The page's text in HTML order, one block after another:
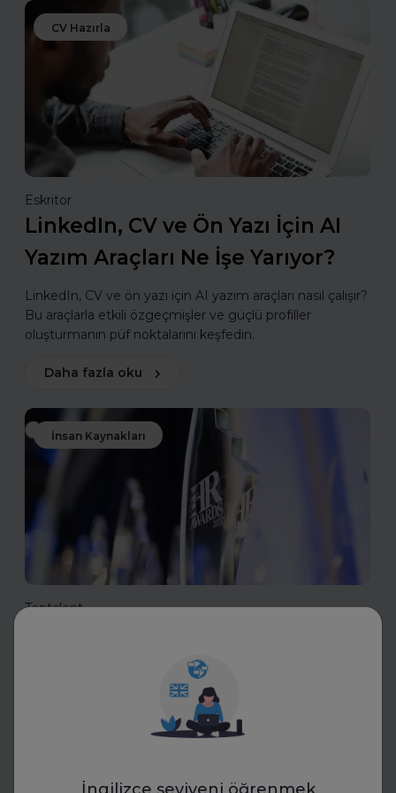
CV Hazırla
Eskritor
LinkedIn, CV ve Ön Yazı İçin AI
Yazım Araçları Ne İşe Yarıyor?
LinkedIn, CV ve ön yazı için AI yazım araçları nasıl çalışır?
Bu araçlarla etkili özgeçmişler ve güçlü profiller
oluşturmanın püf noktalarını keşfedin.
Daha fazla oku
İnsan Kaynakları
Toptalent
İnsan Kaynakları Ödülleri, şirketiniz için bir tanıtım fırsatı
olabilir. En iyi uygulamalarınızı tanıtarak sektördeki öncü
konumunuzu güçlendirin ve değerli başarılarınızı